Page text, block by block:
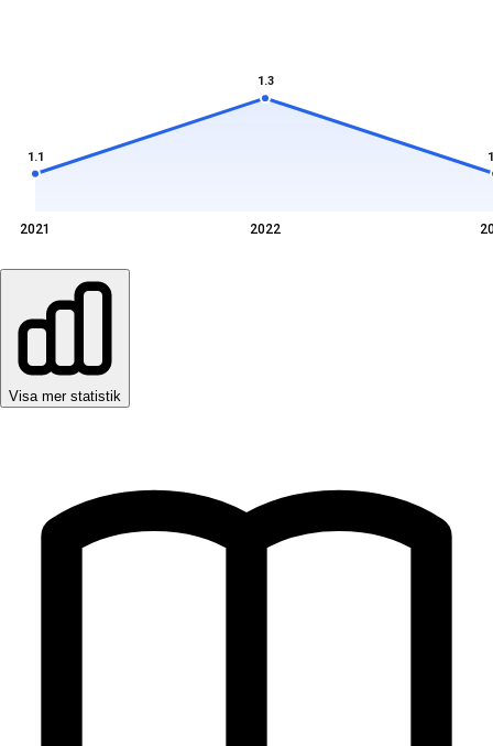
1.1
1.3
2021 2022
Visa mer statistik